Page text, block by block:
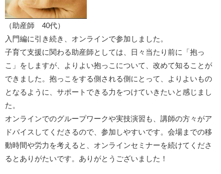
（助産師 40代）
入門編に引き続き、オンラインで参加しました。
子育て支援に関わる助産師としては、日々当たり前に「抱っ
こ」をしますが、よりよい抱っこについて、改めて知ることが
できました。抱っこをする側される側にとって、よりよいもの
となるように、サポートできる力をつけていきたいと感じまし
た。
オンラインでのグループワークや実技演習も、講師の方々がア
ドバイスしてくださるので、参加しやすいです。会場までの移
動時間や労力を考えると、オンラインセミナーを続けてくださ
るとありがたいです。ありがとうございました！